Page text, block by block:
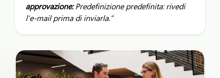
approvazione:Predefinizione predefinita: rivedi
l'e-mail prima di inviarla.”